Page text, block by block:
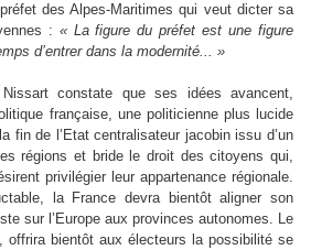
des Alpes-Maritimes qui veut dicter sa
: « La figure du préfet est une figure
d’entrer dans la modernité... »
constate que ses idées avancent,
française, une politicienne plus lucide
fin de l’Etat centralisateur jacobin issu d’un
régions et bride le droit des citoyens qui,
privilégier leur appartenance régionale.
la France devra bientôt aligner son
sur l’Europe aux provinces autonomes. Le
offrira bientôt aux électeurs la possibilité se